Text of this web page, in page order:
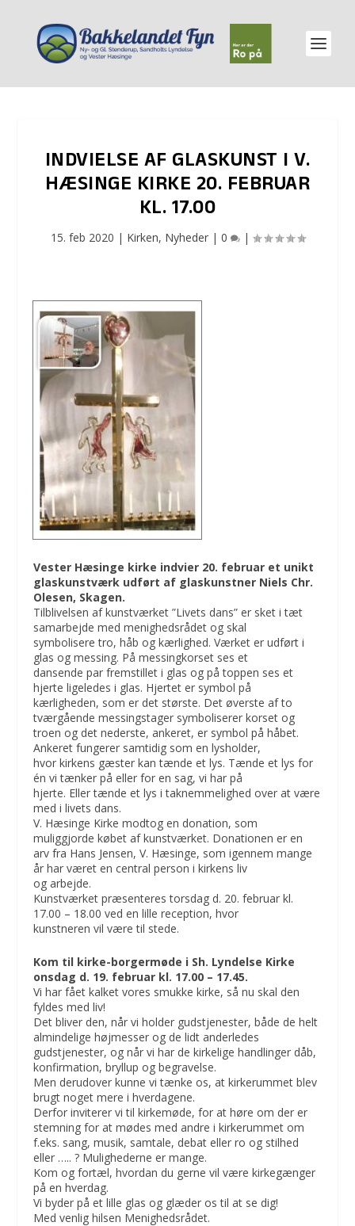
INDVIELSE AF GLASKUNST I V.
HÆSINGE KIRKE 20. FEBRUAR
KL. 17.00
15. feb 2020 | Kirken, Nyheder| 0 |
Vester Hæsinge kirke indvier 20. februar et unikt
glaskunstværk udført af glaskunstner Niels Chr.
Olesen, Skagen.
Tilblivelsen af kunstværket ”Livets dans” er sket i tæt
samarbejde med menighedsrådet og skal
symbolisere tro, håb og kærlighed. Værket er udført i
glas og messing. På messingkorset ses et
dansende par fremstillet i glas og på toppen ses et
hjerte ligeledes i glas. Hjertet er symbol på
kærligheden, som er det største. Det øverste af to
tværgående messingstager symboliserer korset og
troen og det nederste, ankeret, er symbol på håbet.
Ankeret fungerer samtidig som en lysholder,
hvor kirkens gæster kan tænde et lys. Tænde et lys for
én vi tænker på eller for en sag, vi har på
hjerte. Eller tænde et lys i taknemmelighed over at være
med i livets dans.
V. Hæsinge Kirke modtog en donation, som
muliggjorde købet af kunstværket. Donationen er en
arv fra Hans Jensen, V. Hæsinge, som igennem mange
år har været en central person i kirkens liv
og arbejde.
Kunstværket præsenteres torsdag d. 20. februar kl.
17.00 – 18.00 ved en lille reception, hvor
kunstneren vil være til stede.
Kom til kirke-borgermøde i Sh. Lyndelse Kirke
onsdag d. 19. februar kl. 17.00 – 17.45.
Vi har fået kalket vores smukke kirke, så nu skal den
fyldes med liv!
Det bliver den, når vi holder gudstjenester, både de helt
almindelige højmesser og de lidt anderledes
gudstjenester, og når vi har de kirkelige handlinger dåb,
konfirmation, bryllup og begravelse.
Men derudover kunne vi tænke os, at kirkerummet blev
brugt noget mere i hverdagene.
Derfor inviterer vi til kirkemøde, for at høre om der er
stemning for at mødes med andre i kirkerummet om
f.eks. sang, musik, samtale, debat eller ro og stilhed
eller ….. ? Mulighederne er mange.
Kom og fortæl, hvordan du gerne vil være kirkegænger
på en hverdag.
Vi byder på et lille glas og glæder os til at se dig!
Med venlig hilsen Menighedsrådet.